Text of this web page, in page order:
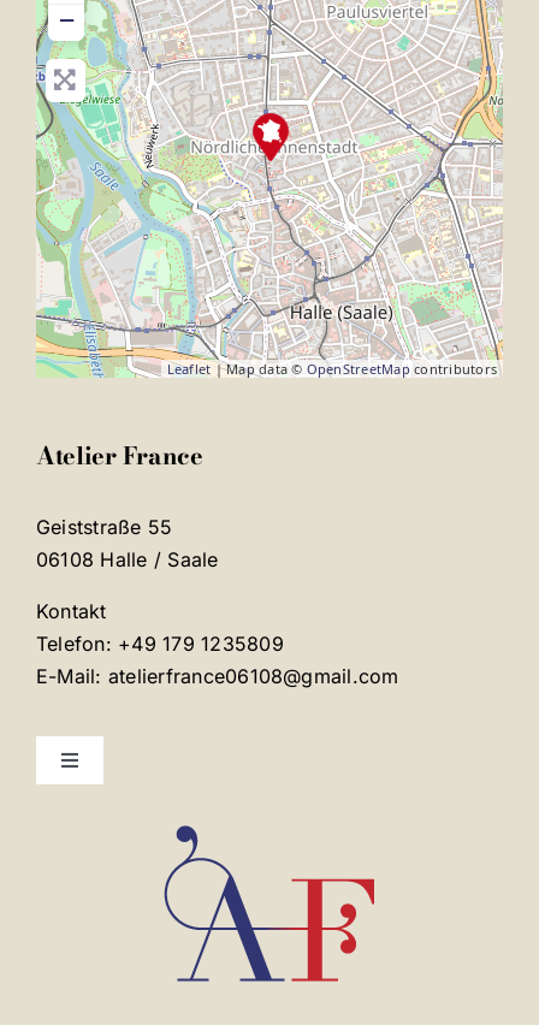
−
Leaflet | Map data © OpenStreetMap contributors
Atelier France
Geiststraße 55
06108 Halle / Saale
Kontakt
Telefon: +49 179 1235809
E-Mail: atelierfrance06108@gmail.com
Toggle
Mentions légales